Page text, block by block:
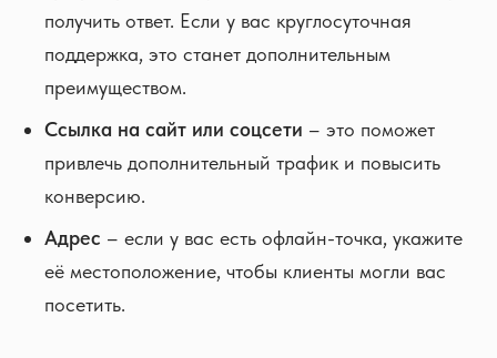
получить ответ. Если у вас круглосуточная
поддержка, это станет дополнительным
преимуществом.
Ссылка на сайт или соцсети – это поможет
привлечь дополнительный трафик и повысить
конверсию.
Адрес – если у вас есть офлайн-точка, укажите
её местоположение, чтобы клиенты могли вас
посетить.